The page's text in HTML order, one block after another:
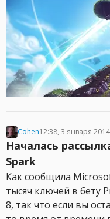
Cohen12:38, 3 января 2014
Началась
Spark
Как сообщила
тысяч ключей в бету
8, так что если вы